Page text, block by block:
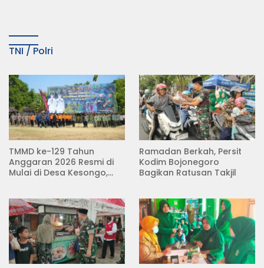
TNI / Polri
TMMD ke-129 Tahun
Anggaran 2026 Resmi di
Mulai di Desa Kesongo,
Ramadan Berkah, Persit
Kodim Bojonegoro
Bagikan Ratusan Takjil